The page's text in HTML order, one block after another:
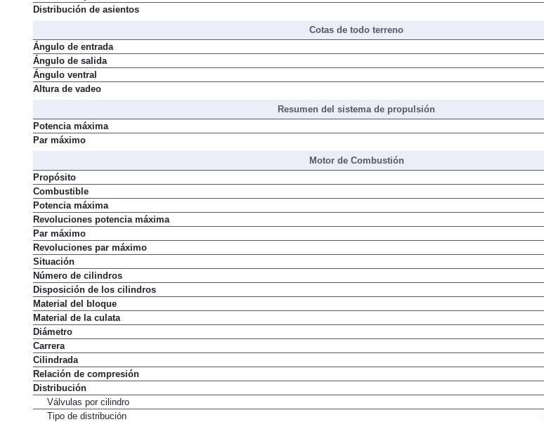
Distribución de asientos
Cotas de todo terreno
Ángulo de entrada
Ángulo de salida
Ángulo ventral
Altura de vadeo
Resumen del sistema de propulsión
Potencia máxima
Par máximo
Motor de Combustión
Propósito
Combustible
Potencia máxima
Revoluciones potencia máxima
Par máximo
Revoluciones par máximo
Situación
Número de cilindros
Disposición de los cilindros
Material del bloque
Material de la culata
Diámetro
Carrera
Cilindrada
Relación de compresión
Distribución
Válvulas por cilindro
Tipo de distribución